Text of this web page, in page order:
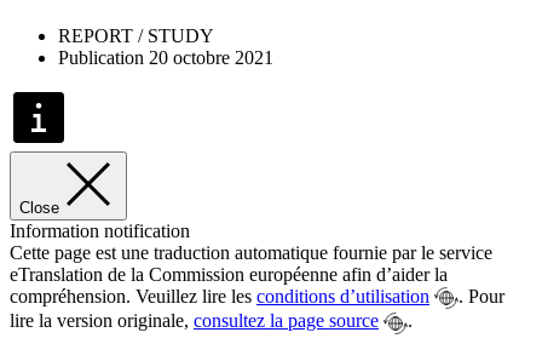
REPORT / STUDY
Publication 20 octobre 2021
Close
Information notification
Cette page est une traduction automatique fournie par le service
eTranslation de la Commission européenne afin d’aider la
compréhension. Veuillez lire les conditions d’utilisation
. Pour
lire la version originale, consultez la page source .